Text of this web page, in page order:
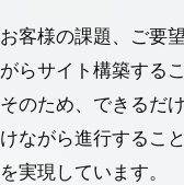
お客様の課題、ご要
がらサイト構築する
そのため、できるだ
けながら進⾏するこ
を実現しています。